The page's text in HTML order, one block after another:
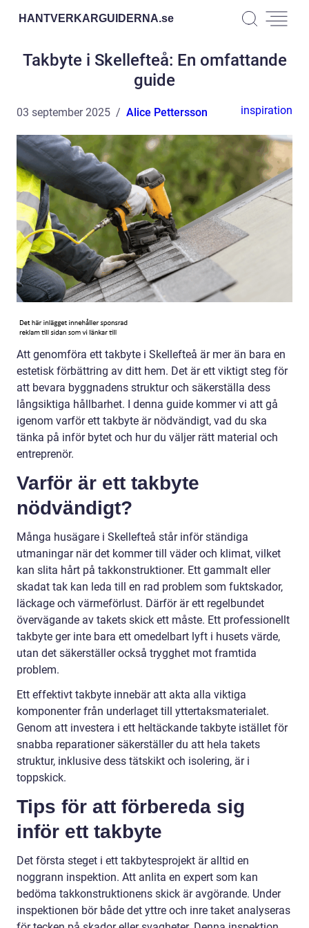
HANTVERKARGUIDERNA.se
Takbyte i Skellefteå: En omfattande
guide
03 september 2025 Alice Pettersson inspiration
Att genomföra ett takbyte i Skellefteå är mer än bara en
estetisk förbättring av ditt hem. Det är ett viktigt steg för
att bevara byggnadens struktur och säkerställa dess
långsiktiga hållbarhet. I denna guide kommer vi att gå
igenom varför ett takbyte är nödvändigt, vad du ska
tänka på inför bytet och hur du väljer rätt material och
entreprenör.
Varför är ett takbyte
nödvändigt?
Många husägare i Skellefteå står inför ständiga
utmaningar när det kommer till väder och klimat, vilket
kan slita hårt på takkonstruktioner. Ett gammalt eller
skadat tak kan leda till en rad problem som fuktskador,
läckage och värmeförlust. Därför är ett regelbundet
övervägande av takets skick ett måste. Ett professionellt
takbyte ger inte bara ett omedelbart lyft i husets värde,
utan det säkerställer också trygghet mot framtida
problem.
Ett effektivt takbyte innebär att akta alla viktiga
komponenter från underlaget till yttertaksmaterialet.
Genom att investera i ett heltäckande takbyte istället för
snabba reparationer säkerställer du att hela takets
struktur, inklusive dess tätskikt och isolering, är i
toppskick.
Tips för att förbereda sig
inför ett takbyte
Det första steget i ett takbytesprojekt är alltid en
noggrann inspektion. Att anlita en expert som kan
bedöma takkonstruktionens skick är avgörande. Under
inspektionen bör både det yttre och inre taket analyseras